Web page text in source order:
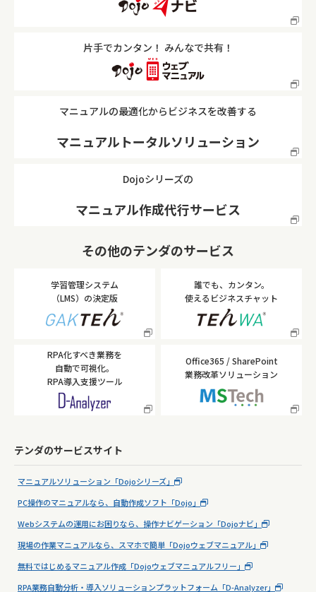
片手でカンタン！ みんなで共有！
マニュアルの最適化からビジネスを改善する
マニュアルトータルソリューション
Dojoシリーズの
マニュアル作成代行サービス
その他のテンダのサービス
学習管理システム
（LMS）の決定版
誰でも、カンタン。
使えるビジネスチャット
RPA化すべき業務を
自動で可視化。
RPA導入支援ツール
Office365 / SharePoint
業務改革ソリューション
テンダのサービスサイト
マニュアルソリューション「Dojoシリーズ」
PC操作のマニュアルなら、自動作成ソフト「Dojo」
Webシステムの運用にお困りなら、操作ナビゲーション「Dojoナビ」
現場の作業マニュアルなら、スマホで簡単「Dojoウェブマニュアル」
無料ではじめるマニュアル作成「Dojoウェブマニュアルフリー」
RPA業務自動分析・導入ソリューションプラットフォーム「D-Analyzer」